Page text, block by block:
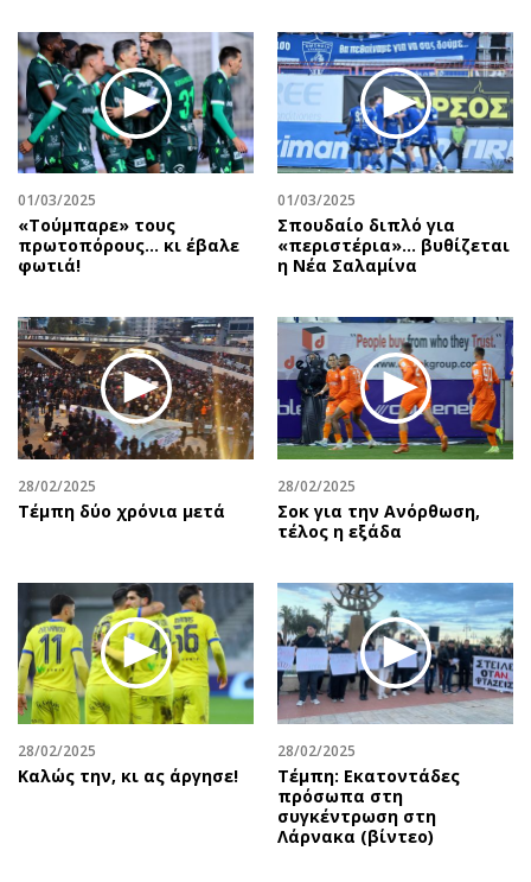
01/03/2025
«Τούμπαρε» τους
πρωτοπόρους… κι έβαλε
φωτιά!
01/03/2025
Σπουδαίο διπλό για
«περιστέρια»... βυθίζεται
η Νέα Σαλαμίνα
28/02/2025
Τέμπη δύο χρόνια μετά
28/02/2025
Σοκ για την Ανόρθωση,
τέλος η εξάδα
28/02/2025
Καλώς την, κι ας άργησε!
28/02/2025
Τέμπη: Εκατοντάδες
πρόσωπα στη
συγκέντρωση στη
Λάρνακα (βίντεο)